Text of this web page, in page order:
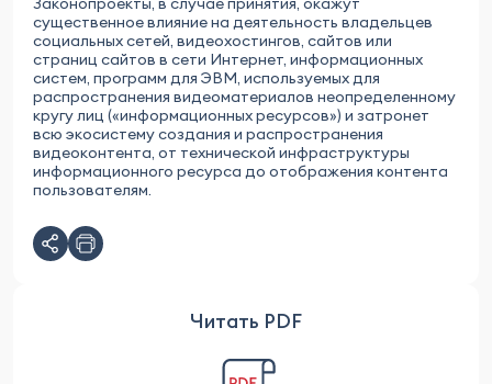
существенное влияние на деятельность владельцев
социальных сетей, видеохостингов, сайтов или
страниц сайтов в сети Интернет, информационных
систем, программ для ЭВМ, используемых для
распространения видеоматериалов неопределенному
кругу лиц («информационных ресурсов») и затронет
всю экосистему создания и распространения
видеоконтента, от технической инфраструктуры
информационного ресурса до отображения контента
пользователям.
Читать PDF